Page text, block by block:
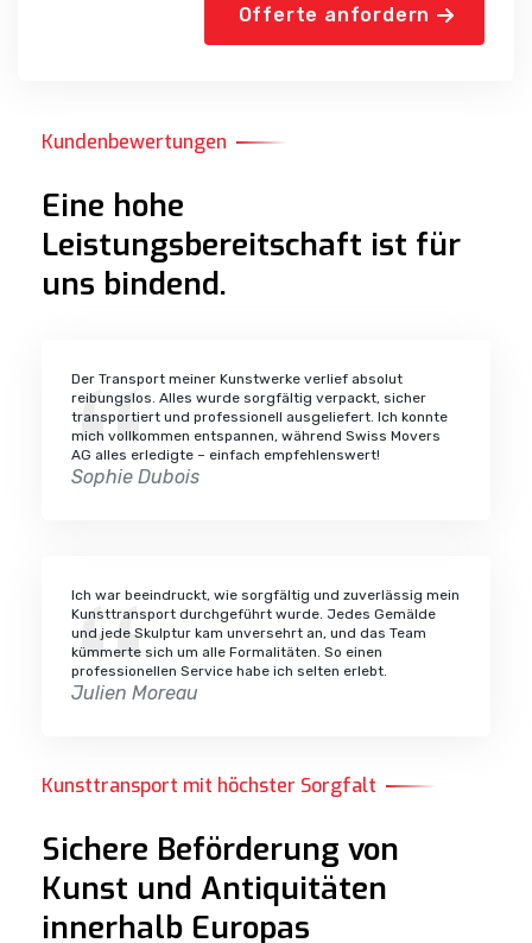
Offerte anfordern
Kundenbewertungen
Eine hohe
Leistungsbereitschaft ist für
uns bindend.
Der Transport meiner Kunstwerke verlief absolut
reibungslos. Alles wurde sorgfältig verpackt, sicher
transportiert und professionell ausgeliefert. Ich konnte
mich vollkommen entspannen, während Swiss Movers
AG alles erledigte – einfach empfehlenswert!
Sophie Dubois
Ich war beeindruckt, wie sorgfältig und zuverlässig mein
Kunsttransport durchgeführt wurde. Jedes Gemälde
und jede Skulptur kam unversehrt an, und das Team
kümmerte sich um alle Formalitäten. So einen
professionellen Service habe ich selten erlebt.
Julien Moreau
Kunsttransport mit höchster Sorgfalt
Sichere Beförderung von
Kunst und Antiquitäten
innerhalb Europas